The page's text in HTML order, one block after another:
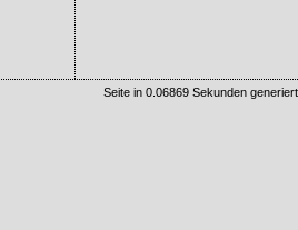
Seite in 0.06869 Sekunden generiert